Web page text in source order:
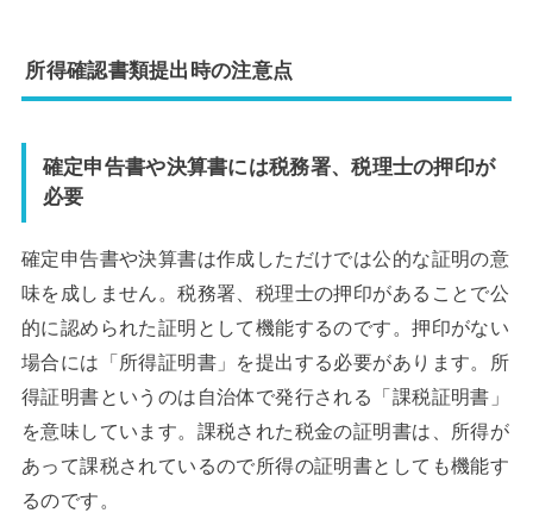
所得確認書類提出時の注意点
確定申告書や決算書には税務署、税理士の押印が
必要
確定申告書や決算書は作成しただけでは公的な証明の意
味を成しません。税務署、税理士の押印があることで公
的に認められた証明として機能するのです。押印がない
場合には「所得証明書」を提出する必要があります。所
得証明書というのは自治体で発行される「課税証明書」
を意味しています。課税された税金の証明書は、所得が
あって課税されているので所得の証明書としても機能す
るのです。